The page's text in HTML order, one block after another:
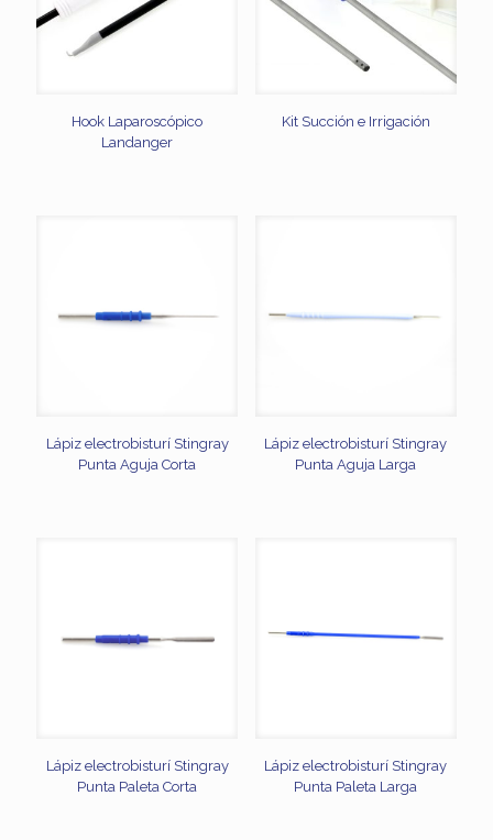
Hook Laparoscópico
Landanger
Kit Succión e Irrigación
Lápiz electrobisturí Stingray
Punta Aguja Corta
Lápiz electrobisturí Stingray
Punta Aguja Larga
Lápiz electrobisturí Stingray
Punta Paleta Corta
Lápiz electrobisturí Stingray
Punta Paleta Larga